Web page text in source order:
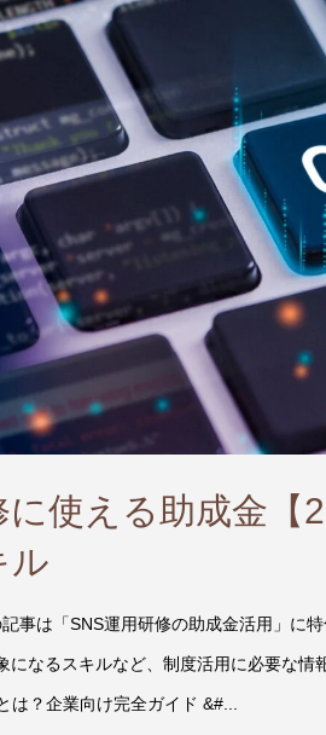
に使える助成金【
ル
事は「SNS運用研修の助成金活用」に
になるスキルなど、制度活用に必要な
？企業向け完全ガイド &#...